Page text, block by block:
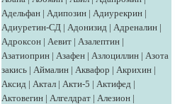
Адельфан | Адипозин | Адиурекрин |
Адиуретин-СД | Адонизид | Адреналин |
Адроксон | Аевит | Азалептин |
Азатиоприн | Азафен | Азлоциллин | Азота
закись | Аймалин | Аквафор | Акрихин |
Аксид | Aктaл | Акти-5 | Актифед |
Актовегин | Алгелдрат | Алезион |